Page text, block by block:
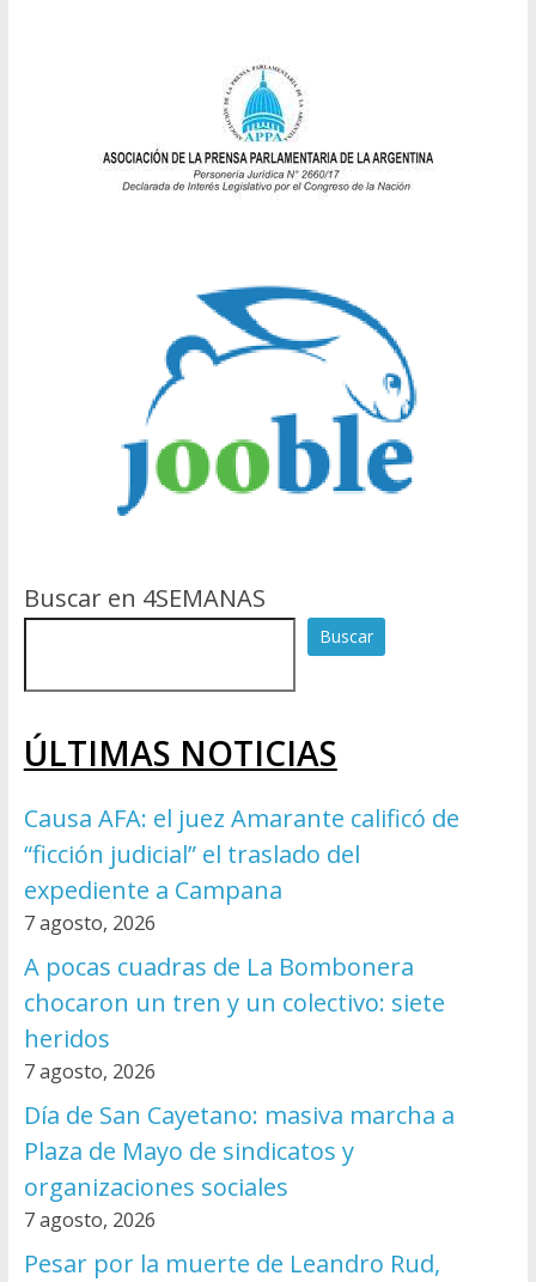
Buscar en 4SEMANAS
Buscar
ÚLTIMAS NOTICIAS
Causa AFA: el juez Amarante calificó de
“ficción judicial” el traslado del
expediente a Campana
7 agosto, 2026
A pocas cuadras de La Bombonera
chocaron un tren y un colectivo: siete
heridos
7 agosto, 2026
Día de San Cayetano: masiva marcha a
Plaza de Mayo de sindicatos y
organizaciones sociales
7 agosto, 2026
Pesar por la muerte de Leandro Rud,